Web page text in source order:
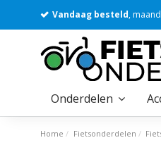
Vandaag besteld,
Onderdelen
Home Fietsonderdelen